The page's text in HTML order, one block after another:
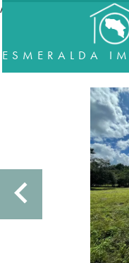
//accordeon
ESMERALDA